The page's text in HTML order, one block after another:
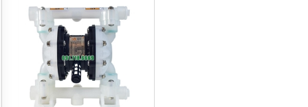
HUSKY
KHÍ NÉN
SANDPIPER